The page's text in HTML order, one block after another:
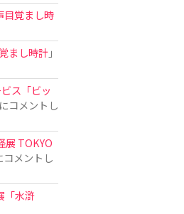
目覚まし時
まし時計」
ス「ビッ
コメントし
展 TOKYO
コメントし
「水滸